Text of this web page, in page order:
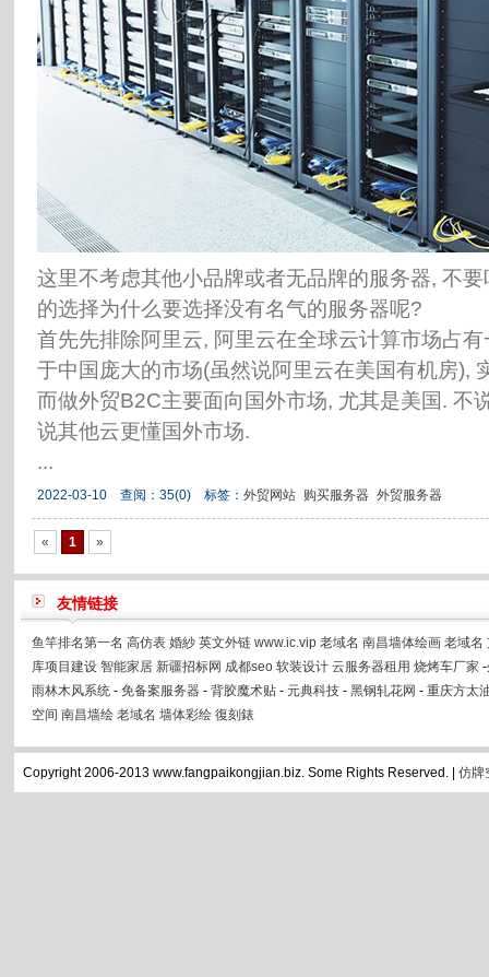
这里不考虑其他小品牌或者无品牌的服务器, 不
的选择为什么要选择没有名气的服务器呢?
首先先排除阿里云, 阿里云在全球云计算市场占
于中国庞大的市场(虽然说阿里云在美国有机房),
而做外贸B2C主要面向国外市场, 尤其是美国. 不
说其他云更懂国外市场.
...
2022-03-10 查阅： 35(0) 标签： 外贸网站 购买服务器 外贸服务器
« 1 »
友情链接
鱼竿排名第一名 高仿表 婚紗 英文外链 www.ic.vip 老域名 南昌墙体绘画 老域名
库项目建设 智能家居 新疆招标网 成都seo 软装设计 云服务器租用 烧烤车厂家 -
雨林木风系统- 免备案服务器- 背胶魔术贴- 元典科技- 黑钢轧花网 - 重庆方太
空间 南昌墙绘 老域名 墙体彩绘 復刻錶
Copyright 2006-2013 www.fangpaikongjian.biz. Some Rights Reserved. | 仿牌